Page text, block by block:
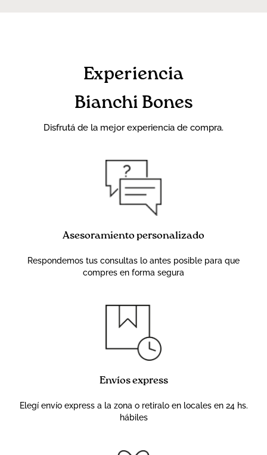
Experiencia
Bianchi Bones
Disfrutá de la mejor experiencia de compra.
Asesoramiento personalizado
Respondemos tus consultas lo antes posible para que
compres en forma segura
Envíos express
Elegí envío express a la zona o retiralo en locales en 24 hs.
hábiles